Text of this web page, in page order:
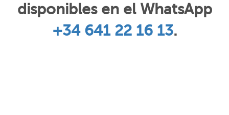
disponibles en el WhatsApp
+34 641 22 16 13.